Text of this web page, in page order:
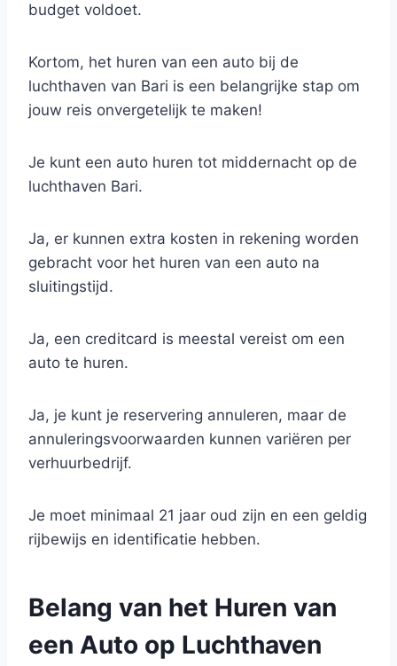
budget voldoet.
Kortom, het huren van een auto bij de
luchthaven van Bari is een belangrijke stap om
jouw reis onvergetelijk te maken!
Je kunt een auto huren tot middernacht op de
luchthaven Bari.
Ja, er kunnen extra kosten in rekening worden
gebracht voor het huren van een auto na
sluitingstijd.
Ja, een creditcard is meestal vereist om een
auto te huren.
Ja, je kunt je reservering annuleren, maar de
annuleringsvoorwaarden kunnen variëren per
verhuurbedrijf.
Je moet minimaal 21 jaar oud zijn en een geldig
rijbewijs en identificatie hebben.
Belang van het Huren van
een Auto op Luchthaven